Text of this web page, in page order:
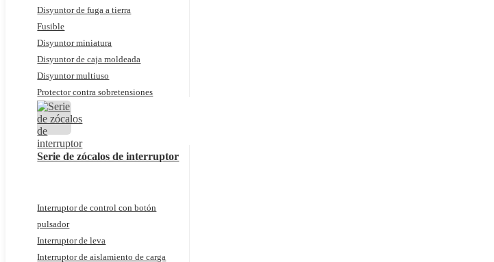
Disyuntor de fuga a tierra
Fusible
Disyuntor miniatura
Disyuntor de caja moldeada
Disyuntor multiuso
Protector contra sobretensiones
Serie de zócalos de interruptor
Interruptor de control con botón
pulsador
Interruptor de leva
Interruptor de aislamiento de carga